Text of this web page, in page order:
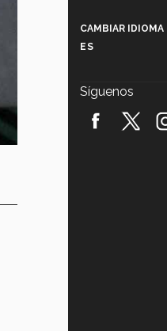
CAMBIAR IDIOMA
ES
Síguenos